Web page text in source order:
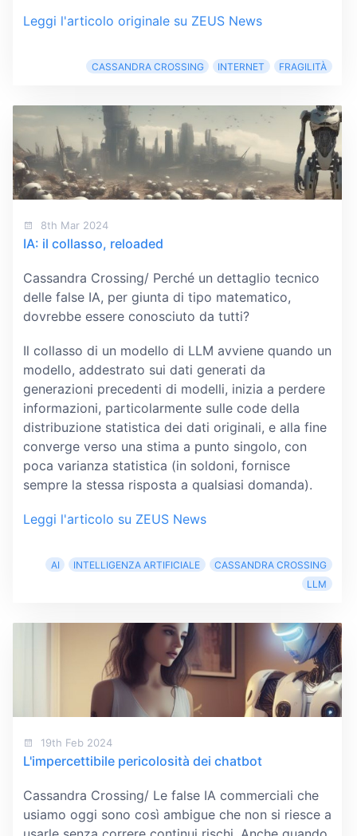
Leggi l'articolo originale su ZEUS News
CASSANDRA CROSSING INTERNET FRAGILITÀ
8th Mar 2024
IA: il collasso, reloaded
Cassandra Crossing/ Perché un dettaglio tecnico
delle false IA, per giunta di tipo matematico,
dovrebbe essere conosciuto da tutti?
Il collasso di un modello di LLM avviene quando un
modello, addestrato sui dati generati da
generazioni precedenti di modelli, inizia a perdere
informazioni, particolarmente sulle code della
distribuzione statistica dei dati originali, e alla fine
converge verso una stima a punto singolo, con
poca varianza statistica (in soldoni, fornisce
sempre la stessa risposta a qualsiasi domanda).
Leggi l'articolo su ZEUS News
AI INTELLIGENZA ARTIFICIALE
CASSANDRA CROSSING
LLM
19th Feb 2024
L'impercettibile pericolosità dei chatbot
Cassandra Crossing/ Le false IA commerciali che
usiamo oggi sono così ambigue che non si riesce a